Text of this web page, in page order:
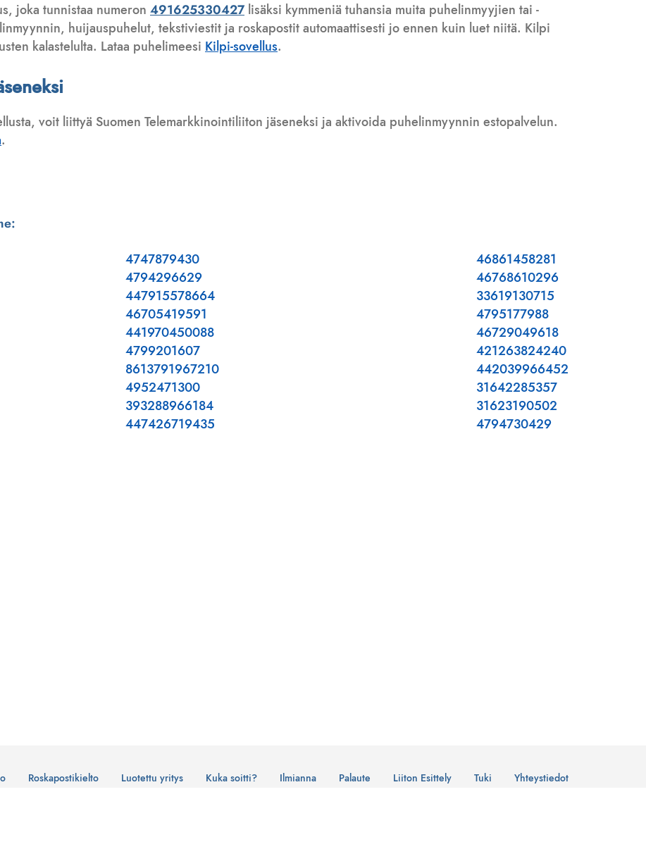
joka tunnistaa numeron 491625330427lisäksi kymmeniä tuhansia muita puhelinmyyjien tai -
huijauspuhelut, tekstiviestit ja roskapostit automaattisesti jo ennen kuin luet niitä. Kilpi
kalastelulta. Lataa puhelimeesi Kilpi-sovellus.
voit liittyä Suomen Telemarkkinointiliiton jäseneksi ja aktivoida puhelinmyynnin estopalvelun.
.
4747879430
4794296629
447915578664
46705419591
441970450088
4799201607
8613791967210
4952471300
393288966184
447426719435
46861458281
46768610296
33619130715
4795177988
46729049618
421263824240
442039966452
31642285357
31623190502
4794730429
Roskapostikielto Luotettu yritys Kuka soitti? Ilmianna Palaute Liiton Esittely Tuki
Yhteystiedot